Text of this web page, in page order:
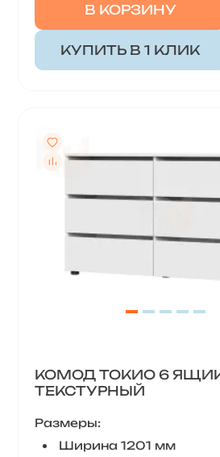
В КОРЗИНУ
КУПИТЬ В 1 КЛИК
КОМОД ТОКИО 6
ТЕКСТУРНЫЙ
Размеры:
Ширина 1201 мм